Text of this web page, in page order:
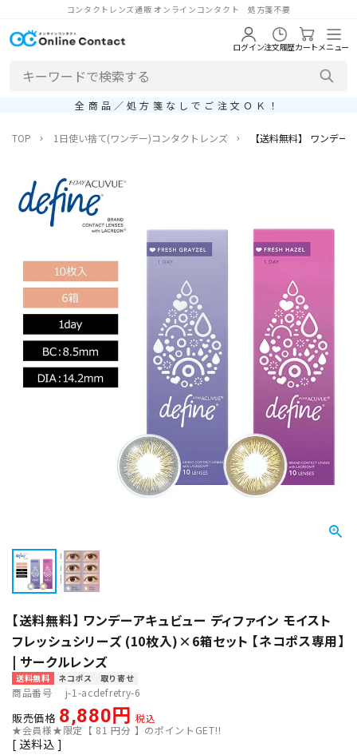
コンタクトレンズ通販 オンラインコンタクト 処方箋不要
ログイン注文履歴カートメニュー
全商品／処方箋なしでご注文ＯＫ！
TOP 1日使い捨て(ワンデー)コンタクトレンズ 【送料無料】 ワンデー
【送料無料】 ワンデーアキュビュー ディファイン モイスト
フレッシュシリーズ (10枚入)×6箱セット 【ネコポス専用】
| サークルレンズ
送料無料 ネコポス 取り寄せ
商品番号 j-1-acdefretry-6
販売価格 8,880
税込
★会員様★限定【 81 円分 】のポイントGET!!
送料込